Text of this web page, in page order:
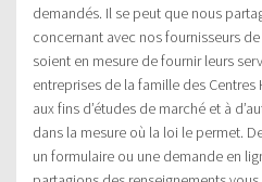
demandés. Il se peut que nous
concernant avec nos fournisseurs
soient en mesure de fournir leurs
entreprises de la famille des
aux fins d’études de marché et à
dans la mesure où la loi le permet.
un formulaire ou une demande en